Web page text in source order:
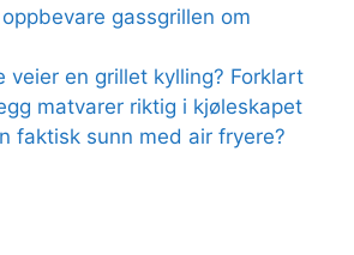
gassgrillen om
veier en grillet kylling? Forklart
matvarer riktig i kjøleskapet
faktisk sunn med air fryere?